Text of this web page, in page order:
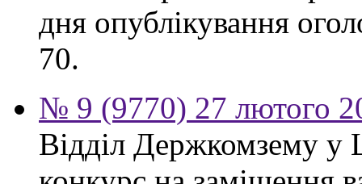
дня опублікування
70.
№ 9 (9770) 27 лютого
Відділ Держкомзему у